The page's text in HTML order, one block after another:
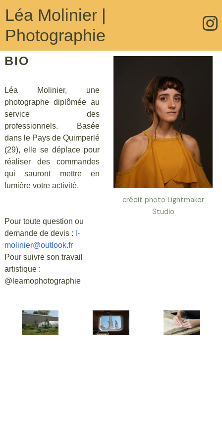
Léa Molinier |
Photographie
BIO
Léa Molinier, une
photographe diplômée au
service des
professionnels. Basée
dans le Pays de Quimperlé
(29), elle se déplace pour
réaliser des commandes
qui sauront mettre en
lumière votre activité.
Pour toute question ou
demande de devis : l-
molinier@outlook.fr
Pour suivre son travail
artistique :
@leamophotographie
crédit photo Lightmaker
Studio